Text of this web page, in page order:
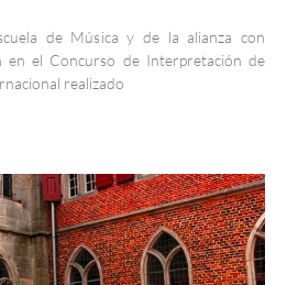
de Música y de la alianza con
en el Concurso de Interpretación de
realizado